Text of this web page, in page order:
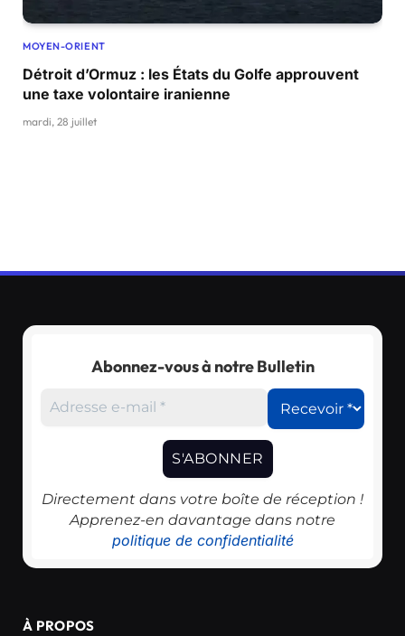
MOYEN-ORIENT
Détroit d’Ormuz : les États du Golfe approuvent
une taxe volontaire iranienne
mardi, 28 juillet
Abonnez-vous à notre Bulletin
Directement dans votre boîte de réception !
Apprenez-en davantage dans notre
politique de confidentialité
À PROPOS